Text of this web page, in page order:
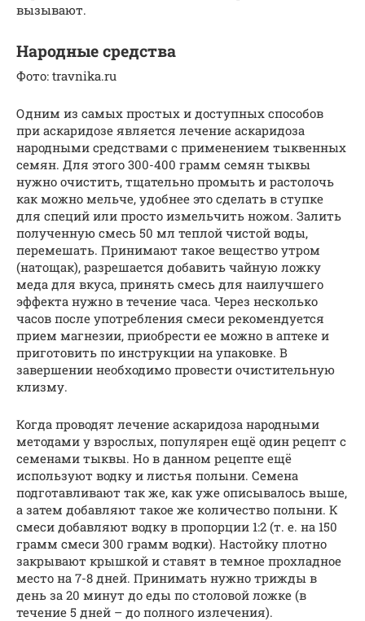
вызывают.
Народные средства
Фото: travnika.ru
Одним из самых простых и доступных способов
при аскаридозе является лечение аскаридоза
народными средствами с применением тыквенных
семян. Для этого 300-400 грамм семян тыквы
нужно очистить, тщательно промыть и растолочь
как можно мельче, удобнее это сделать в ступке
для специй или просто измельчить ножом. Залить
полученную смесь 50 мл теплой чистой воды,
перемешать. Принимают такое вещество утром
(натощак), разрешается добавить чайную ложку
меда для вкуса, принять смесь для наилучшего
эффекта нужно в течение часа. Через несколько
часов после употребления смеси рекомендуется
прием магнезии, приобрести ее можно в аптеке и
приготовить по инструкции на упаковке. В
завершении необходимо провести очистительную
клизму.
Когда проводят лечение аскаридоза народными
методами у взрослых, популярен ещё один рецепт с
семенами тыквы. Но в данном рецепте ещё
используют водку и листья полыни. Семена
подготавливают так же, как уже описывалось выше,
а затем добавляют такое же количество полыни. К
смеси добавляют водку в пропорции 1:2 (т. е. на 150
грамм смеси 300 грамм водки). Настойку плотно
закрывают крышкой и ставят в темное прохладное
место на 7-8 дней. Принимать нужно трижды в
день за 20 минут до еды по столовой ложке (в
течение 5 дней – до полного излечения).